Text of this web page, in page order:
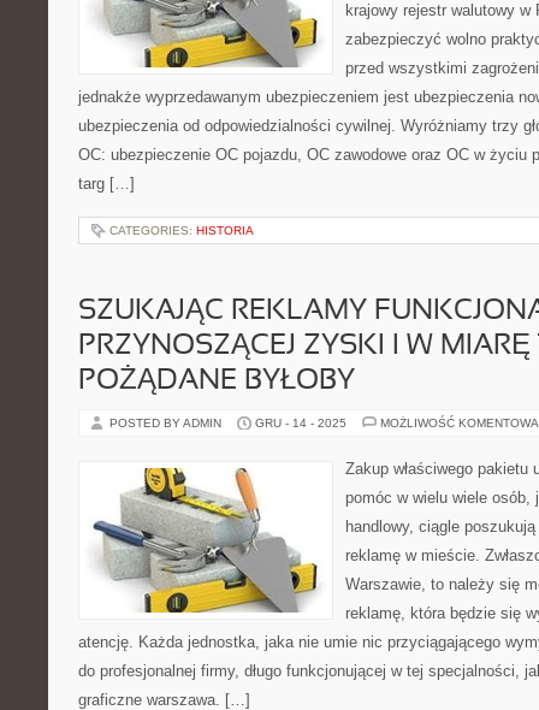
krajowy rejestr walutowy w
zabezpieczyć wolno
przed wszystkimi
jednakże wyprzedawanym ubezpieczeniem jest ubezpieczenia
ubezpieczenia od odpowiedzialności cywilnej. Wyróżniamy trzy
OC: ubezpieczenie OC pojazdu, OC zawodowe oraz OC w życiu
targ […]
CATEGORIES: HISTORIA
SZUKAJĄC REKLAMY
PRZYNOSZĄCEJ ZYSKI I W MIARĘ
POŻĄDANE BYŁOBY
POSTED BY ADMIN GRU - 14 - 2025 MOŻLIWOŚĆ
Zakup właściwego pakietu
pomóc w wielu wiele osób,
handlowy, ciągle
reklamę w mieście.
Warszawie, to należy się
reklamę, która będzie się
atencję. Każda jednostka, jaka nie umie nic przyciągającego
do profesjonalnej firmy, długo funkcjonującej w tej specjalności,
graficzne warszawa. […]